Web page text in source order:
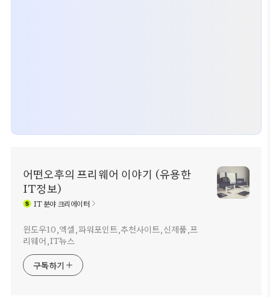
어떤오후의 프리웨어 이야기 (유용한
IT정보)
IT분야 크리에이터
윈도우10,엑셀,파워포인트,추천사이트,신제품,프
리웨어,IT뉴스
구독하기